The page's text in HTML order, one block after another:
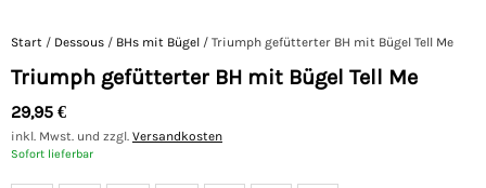
Start / Dessous / BHs mit Bügel / Triumph gefütterter BH mit Bügel Tell Me
Triumph gefütterter BH mit Bügel Tell Me
29,95 €
inkl. Mwst. und zzgl. Versandkosten
Sofort lieferbar